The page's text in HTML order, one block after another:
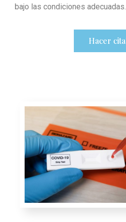
bajo las condiciones adecuadas.
Hacer cita